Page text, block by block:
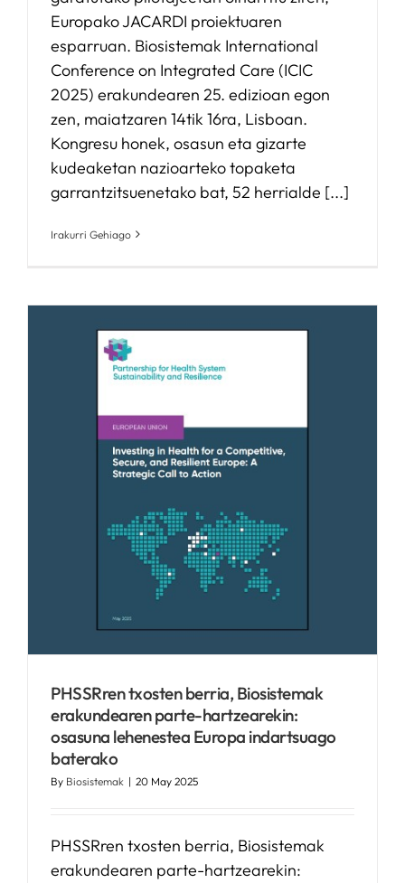
Europako JACARDI proiektuaren
esparruan. Biosistemak International
Conference on Integrated Care (ICIC
2025) erakundearen 25. edizioan egon
zen, maiatzaren 14tik 16ra, Lisboan.
Kongresu honek, osasun eta gizarte
kudeaketan nazioarteko topaketa
garrantzitsuenetako bat, 52 herrialde [...]
Irakurri Gehiago
PHSSRren txosten berria, Biosistemak
erakundearen parte-hartzearekin:
osasuna lehenestea Europa indartsuago
baterako
By Biosistemak | 20 May 2025
PHSSRren txosten berria, Biosistemak
erakundearen parte-hartzearekin: